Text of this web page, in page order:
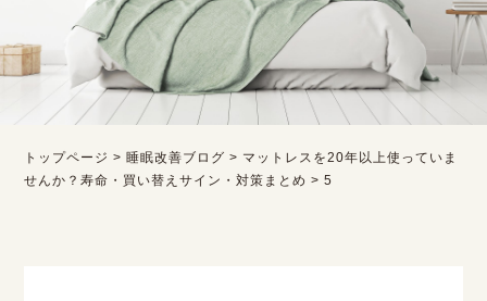
トップページ > 睡眠改善ブログ > マットレスを20年以上使っていま
せんか？寿命・買い替えサイン・対策まとめ >5